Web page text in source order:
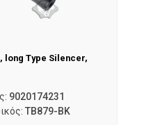
Type Silencer,
9020174231
TB879-BK